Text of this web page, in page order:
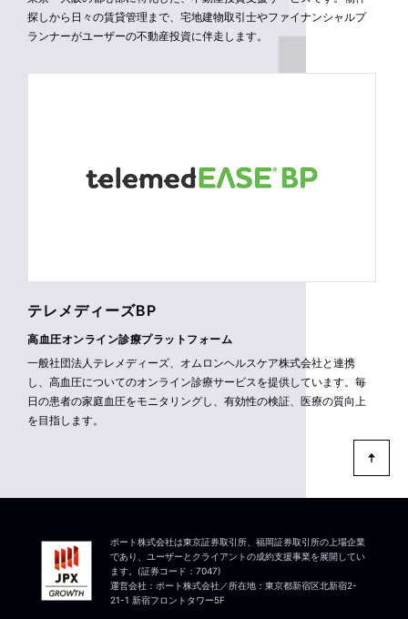
探しから日々の賃貸管理まで、宅地建物取引士やファイナンシャルプ
ランナーがユーザーの不動産投資に伴走します。
テレメディーズBP
高血圧オンライン診療プラットフォーム
一般社団法人テレメディーズ、オムロンヘルスケア株式会社と連携
し、高血圧についてのオンライン診療サービスを提供しています。毎
日の患者の家庭血圧をモニタリングし、有効性の検証、医療の質向上
を目指します。
ポート株式会社は東京証券取引所、福岡証券取引所の上場企業
であり、ユーザーとクライアントの成約支援事業を展開してい
ます。(証券コード：7047)
運営会社：ポート株式会社／所在地：東京都新宿区北新宿2-
21-1 新宿フロントタワー5F